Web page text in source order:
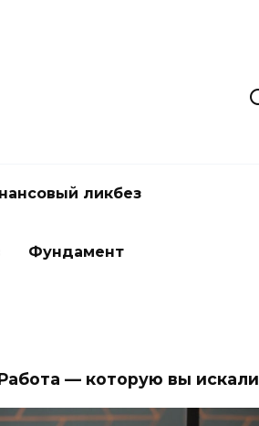
ликбез
Фундамент
— которую вы искали